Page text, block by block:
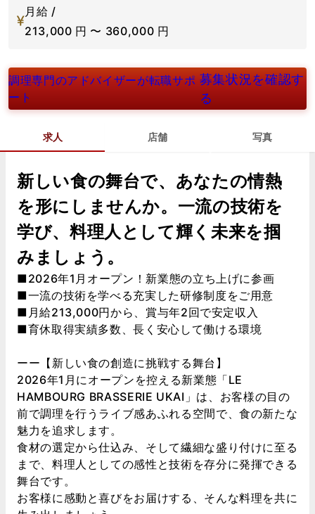
月給 /
213,000 円 〜 360,000 円
調理専門のアドバイザーが転職サポ
ート
募集状況を確認す
る
求人 店舗 写真
新しい食の舞台で、あなたの情熱
を形にしませんか。一流の技術を
学び、料理人として輝く未来を掴
みましょう。
■2026年1月オープン！新業態の立ち上げに参画
■一流の技術を学べる充実した研修制度をご用意
■月給213,000円から、賞与年2回で安定収入
■育休取得実績多数、長く安心して働ける環境
ーー【新しい食の創造に挑戦する舞台】
2026年1月にオープンを控える新業態「LE
HAMBOURG BRASSERIE UKAI」は、お客様の目の
前で調理を行うライブ感あふれる空間で、食の新たな
魅力を追求します。
食材の選定から仕込み、そして繊細な盛り付けに至る
まで、料理人としての感性と技術を存分に発揮できる
舞台です。
お客様に感動と喜びをお届けする、そんな料理を共に